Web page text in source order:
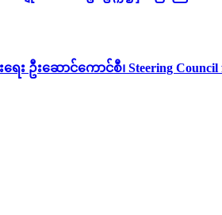
ဆောင်ကောင်စီ၊ Steering Council